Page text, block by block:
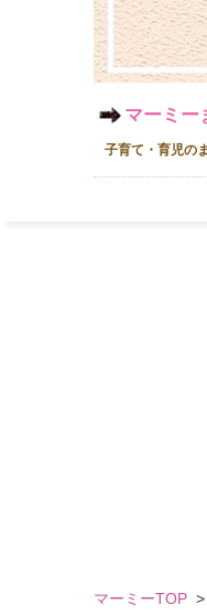
マーミー
子育て・育児の
マーミーTOP >